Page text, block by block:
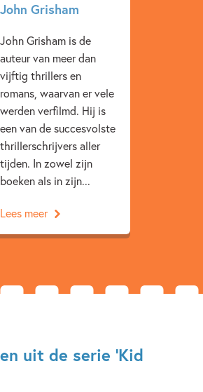
& thrillers
John Grisham
John Grisham is de
auteur van meer dan
vijftig thrillers en
romans, waarvan er vele
werden verfilmd. Hij is
een van de succesvolste
thrillerschrijvers aller
tijden. In zowel zijn
boeken als in zijn...
Lees meer
uit de serie 'Kid